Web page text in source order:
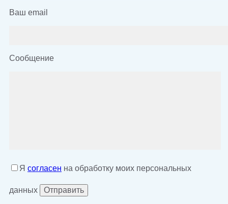
Ваш email
Сообщение
Я согласен на обработку моих персональных
данных